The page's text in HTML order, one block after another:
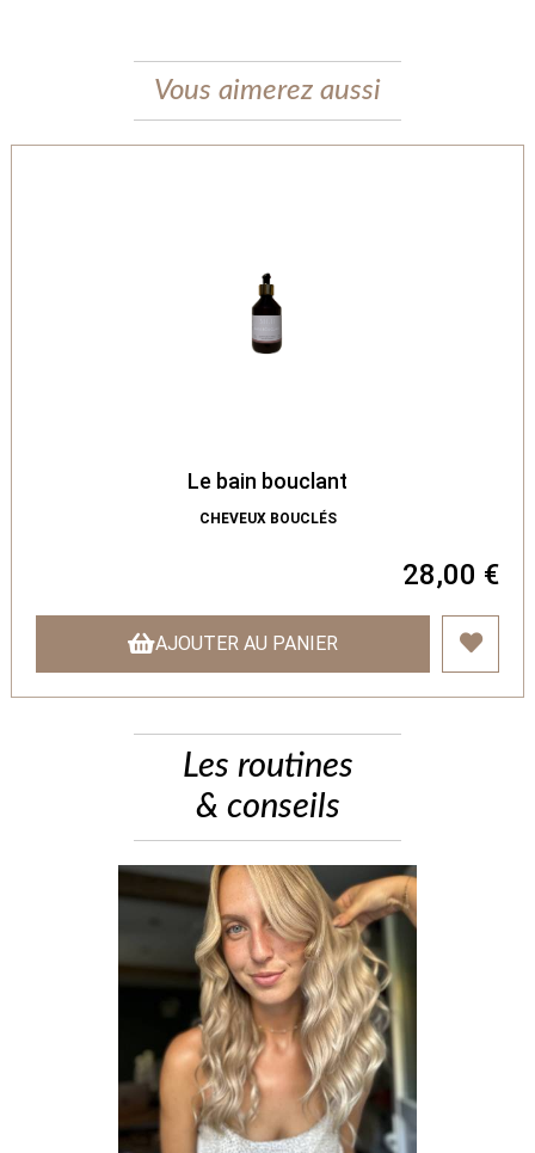
Vous aimerez aussi
Le bain bouclant
CHEVEUX BOUCLÉS
28,00 €
AJOUTER AU PANIER
Les routines
& conseils